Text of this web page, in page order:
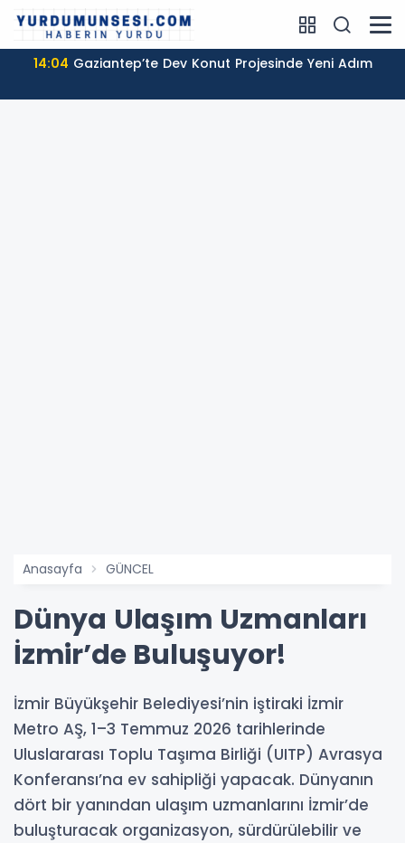
14:04 Gaziantep’te Dev Konut Projesinde Yeni Adım
Anasayfa GÜNCEL
Dünya Ulaşım Uzmanları
İzmir’de Buluşuyor!
İzmir Büyükşehir Belediyesi’nin iştiraki İzmir
Metro AŞ, 1–3 Temmuz 2026 tarihlerinde
Uluslararası Toplu Taşıma Birliği (UITP) Avrasya
Konferansı’na ev sahipliği yapacak. Dünyanın
dört bir yanından ulaşım uzmanlarını İzmir’de
buluşturacak organizasyon, sürdürülebilir ve